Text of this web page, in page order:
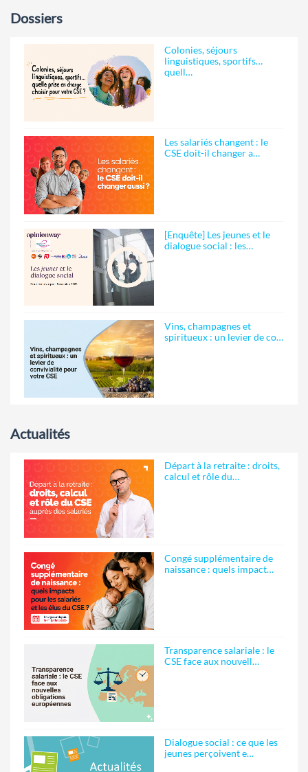
Dossiers
Colonies, séjours
linguistiques, sportifs…
quell…
Les salariés changent : le
CSE doit-il changer a…
[Enquête] Les jeunes et le
dialogue social : les…
Vins, champagnes et
spiritueux : un levier de co…
Actualités
Départ à la retraite : droits,
calcul et rôle du…
Congé supplémentaire de
naissance : quels impact…
Transparence salariale : le
CSE face aux nouvell…
Dialogue social : ce que les
jeunes perçoivent e…